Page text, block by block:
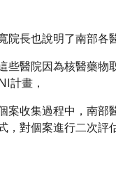
院長也說明了南部各
些醫院因為核醫藥物
計畫，
案收集過程中，南部
，對個案進行二次評